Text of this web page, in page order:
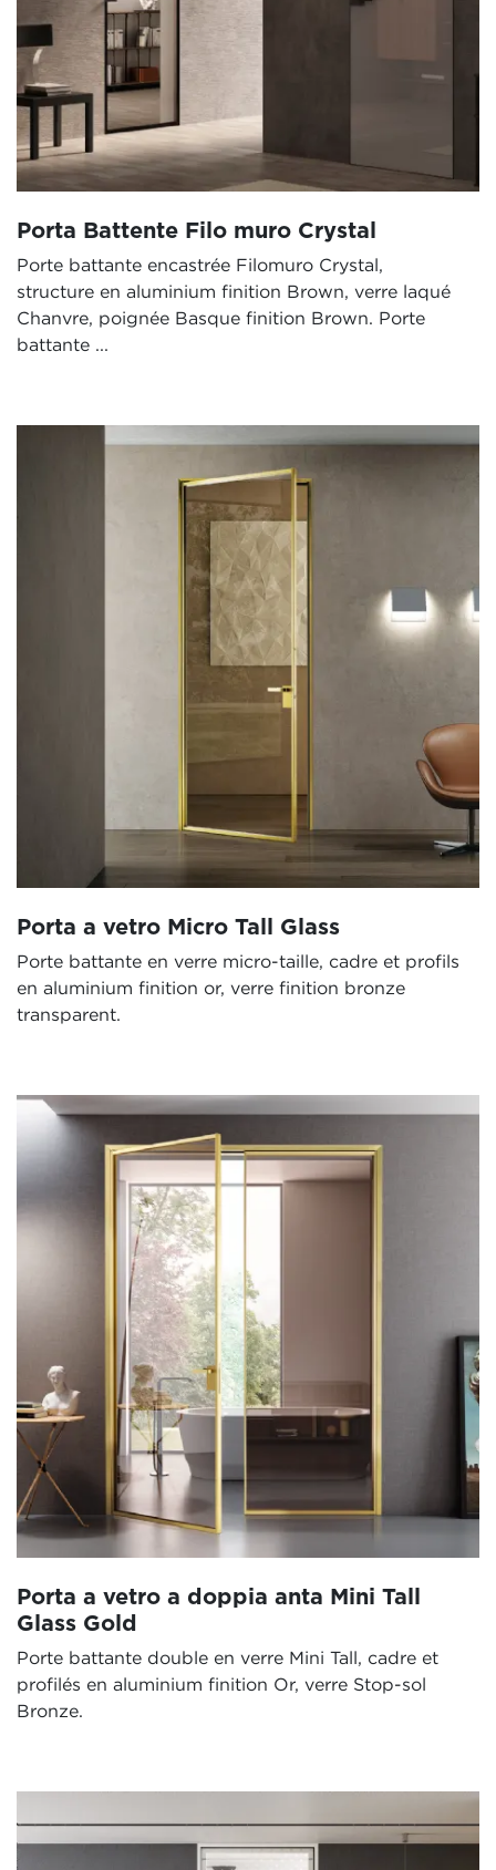
Porta Battente Filo muro Crystal
Porte battante encastrée Filomuro Crystal,
structure en aluminium finition Brown, verre laqué
Chanvre, poignée Basque finition Brown. Porte
battante ...
Porta a vetro Micro Tall Glass
Porte battante en verre micro-taille, cadre et profils
en aluminium finition or, verre finition bronze
transparent.
Porta a vetro a doppia anta Mini Tall
Glass Gold
Porte battante double en verre Mini Tall, cadre et
profilés en aluminium finition Or, verre Stop-sol
Bronze.